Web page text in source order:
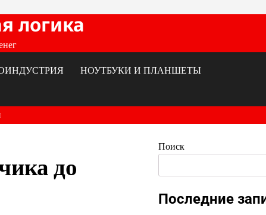
логика
НОУТБУКИ И ПЛАНШЕТЫ
до
Поиск
Последние